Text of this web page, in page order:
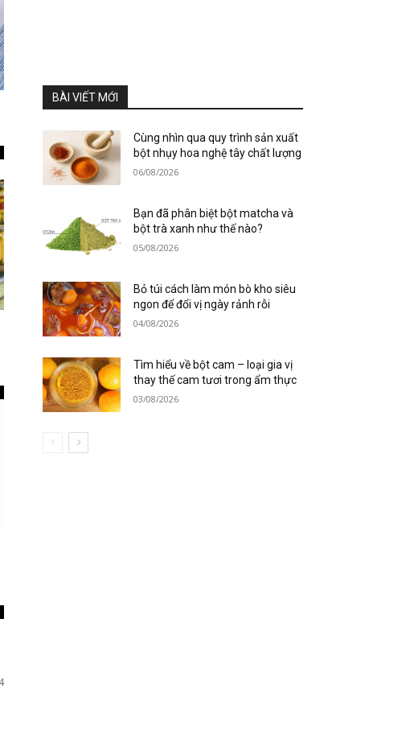
BÀI VIẾT MỚI
Cùng nhìn qua quy trình sản xuất
bột nhụy hoa nghệ tây chất lượng
06/08/2026
Bạn đã phân biệt bột matcha và
bột trà xanh như thế nào?
05/08/2026
Bỏ túi cách làm món bò kho siêu
ngon để đổi vị ngày rảnh rỗi
04/08/2026
Tìm hiểu về bột cam – loại gia vị
thay thế cam tươi trong ẩm thực
03/08/2026